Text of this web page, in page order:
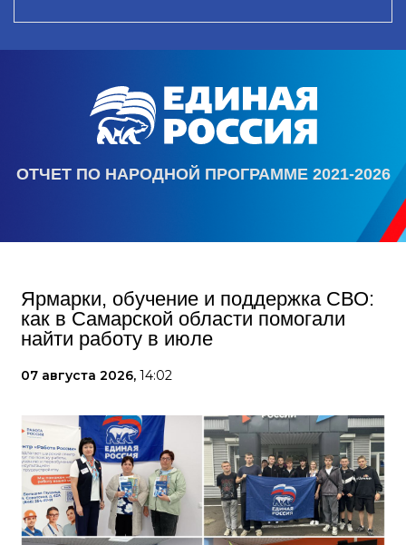
ОТЧЕТ ПО НАРОДНОЙ ПРОГРАММЕ 2021-2026
Ярмарки, обучение и поддержка СВО:
как в Самарской области помогали
найти работу в июле
07 августа 2026, 14:02